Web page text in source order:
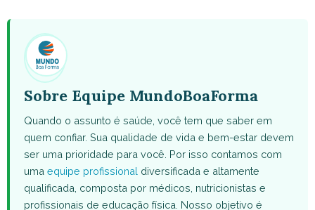
Sobre Equipe MundoBoaForma
Quando o assunto é saúde, você tem que saber em
quem confiar. Sua qualidade de vida e bem-estar devem
ser uma prioridade para você. Por isso contamos com
uma equipe profissional diversificada e altamente
qualificada, composta por médicos, nutricionistas e
profissionais de educação física. Nosso objetivo é